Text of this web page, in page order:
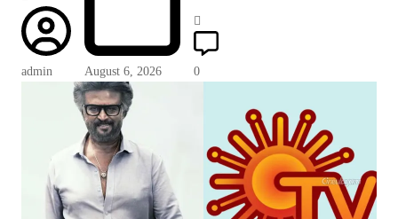
admin August 6, 2026 0